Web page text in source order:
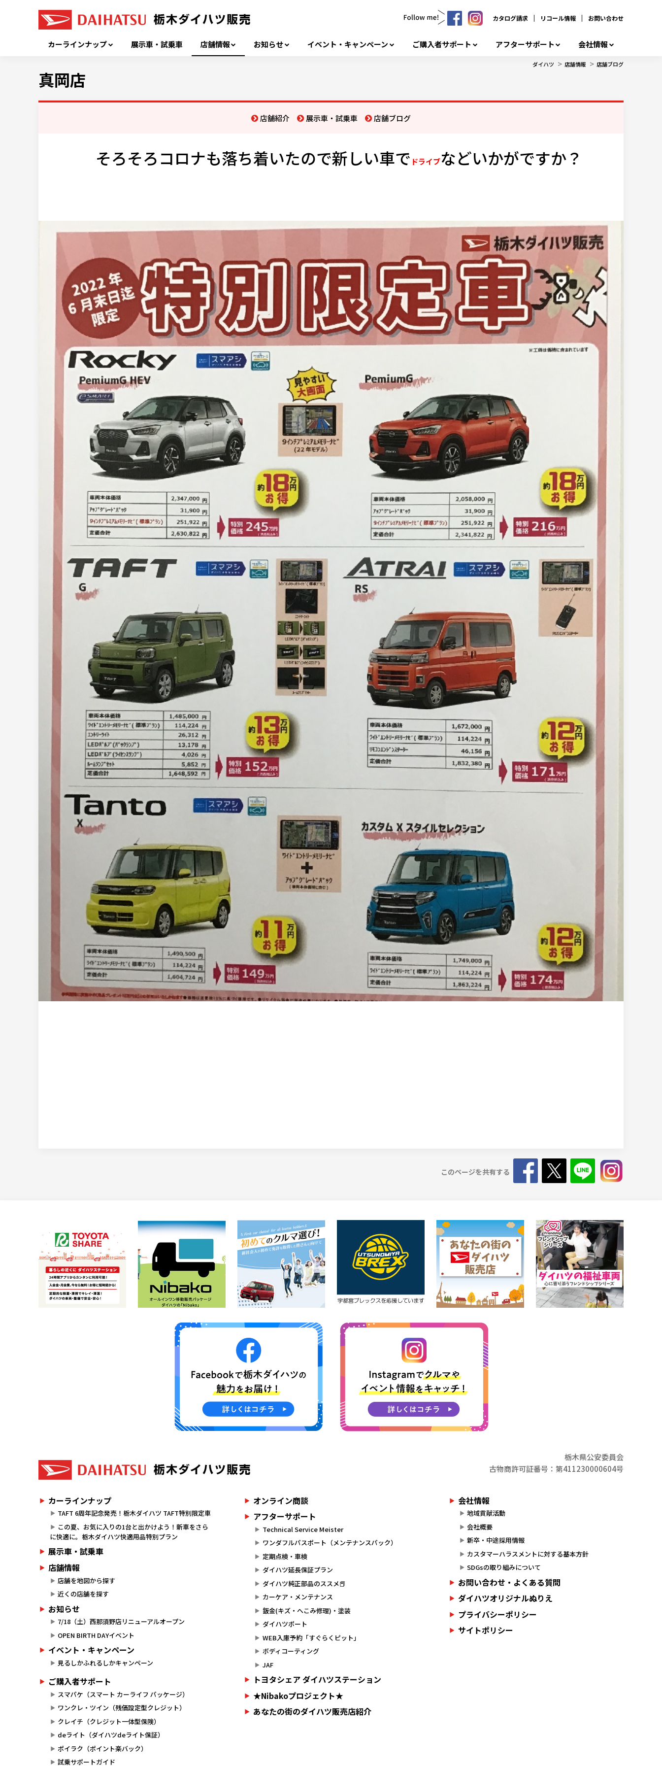
カタログ請求 リコール情報 お問い合わせ
カーラインナップ 展示車・試乗車 店舗情報 お知らせ イベント・キャンペーン ご購入者サポート アフターサポート 会社情報
ダイハツ > 店舗情報 > 店舗ブログ
真岡店
店舗紹介 展示車・試乗車 店舗ブログ
そろそろコロナも落ち着いたので新しい車で ドライブなどいかがですか？
このページを共有する
栃木県公安委員会
古物商許可証番号：第411230000604号
カーラインナップ
TAFT 6周年記念発売！栃木ダイハツ TAFT特別限定車
この夏、お気に入りの1台と出かけよう！新車をさら
に快適に。栃木ダイハツ快適用品特別プラン
展示車・試乗車
店舗情報
店舗を地図から探す
近くの店舗を探す
お知らせ
7/18（土）西那須野店リニューアルオープン
OPEN BIRTH DAYイベント
イベント・キャンペーン
見るしかふれるしかキャンペーン
ご購入者サポート
スマパケ（スマート カーライフ パッケージ）
ワンクレ・ツイン（残価設定型クレジット）
クレイチ（クレジット一体型保険）
deライト（ダイハツdeライト保証）
ポイラク（ポイント楽バック）
試乗サポートガイド
オンライン商談
アフターサポート
Technical Service Meister
ワンダフルパスポート（メンテナンスパック）
定期点検・車検
ダイハツ延長保証プラン
ダイハツ純正部品のススメ📕
カーケア・メンテナンス
鈑金(キズ・へこみ修理)・塗装
ダイハツポート
WEB入庫予約「すぐらくピット」
ボディコーティング
JAF
トヨタシェア ダイハツステーション
★Nibakoプロジェクト★
あなたの街のダイハツ販売店紹介
会社情報
地域貢献活動
会社概要
新卒・中途採用情報
カスタマーハラスメントに対する基本方針
SDGsの取り組みについて
お問い合わせ・よくある質問
ダイハツオリジナルぬりえ
プライバシーポリシー
サイトポリシー